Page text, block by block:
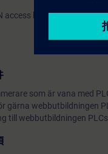
access hittar du
som är vana med
gärna webbutbildningen
till webbutbildningen